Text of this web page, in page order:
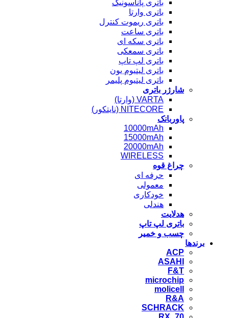
باتری پاناسونیک
باتری وارتا
باتری ریموت کنترل
باتری ساعت
باتری سکه ای
باتری سمعکی
باتری لپ تاپ
باتری لیتیوم یون
باتری لیتیوم پلیمر
شارژر باتری
VARTA (وارتا)
NITECORE (نایتکور)
پاوربانک
10000mAh
15000mAh
20000mAh
WIRELESS
چراغ قوه
حرفه ای
معمولی
خودکاری
هندلی
هدلایت
باتری لپ تاپ
چسب و خمیر
برندها
ACP
ASAHI
F&T
microchip
molicell
R&A
SCHRACK